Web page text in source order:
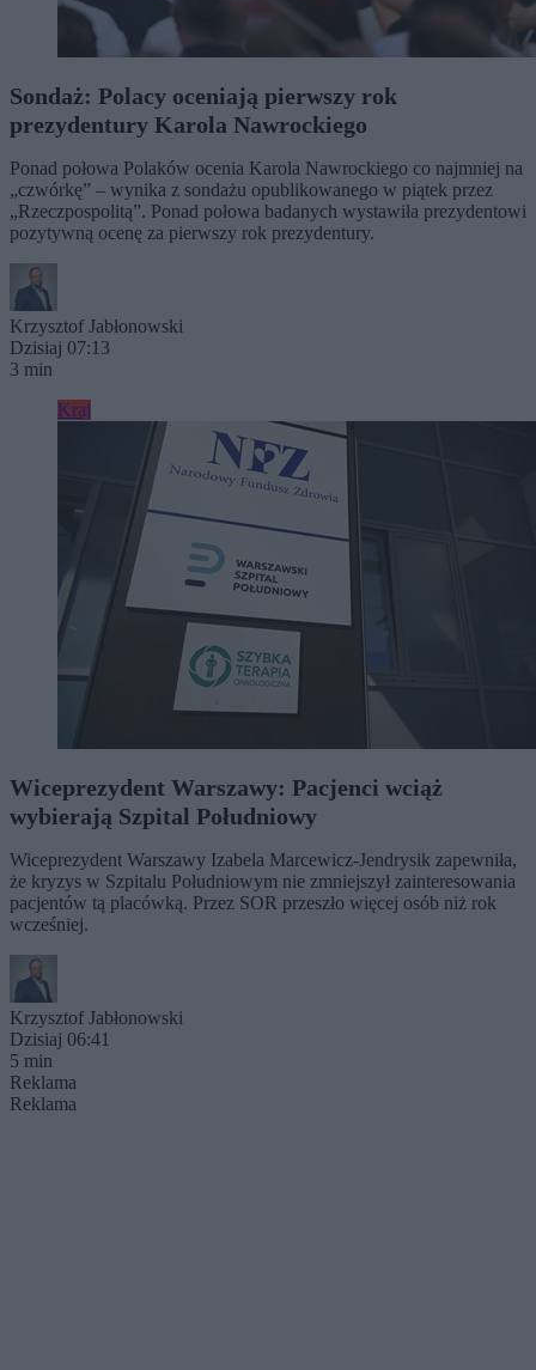
Sondaż: Polacy oceniają pierwszy rok
prezydentury Karola Nawrockiego
Ponad połowa Polaków ocenia Karola Nawrockiego co najmniej na
„czwórkę” – wynika z sondażu opublikowanego w piątek przez
„Rzeczpospolitą”. Ponad połowa badanych wystawiła prezydentowi
pozytywną ocenę za pierwszy rok prezydentury.
Krzysztof Jabłonowski
Dzisiaj 07:13
3 min
Kraj
Wiceprezydent Warszawy: Pacjenci wciąż
wybierają Szpital Południowy
Wiceprezydent Warszawy Izabela Marcewicz-Jendrysik zapewniła,
że kryzys w Szpitalu Południowym nie zmniejszył zainteresowania
pacjentów tą placówką. Przez SOR przeszło więcej osób niż rok
wcześniej.
Krzysztof Jabłonowski
Dzisiaj 06:41
5 min
Reklama
Reklama